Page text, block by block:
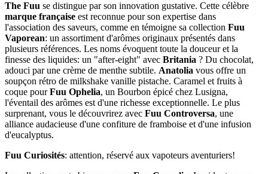
The Fuu se distingue par son innovation gustative. Cette célèbre
marque française est reconnue pour son expertise dans
l'association des saveurs, comme en témoigne sa collection Fuu
Vaporean: un assortiment d'arômes originaux présentés dans
plusieurs références. Les noms évoquent toute la douceur et la
finesse des liquides: un "after-eight" avec Britania ? Du chocolat,
adouci par une crème de menthe subtile. Anatolia vous offre un
soupçon rétro de milkshake vanille pistache. Caramel et fruits à
coque pourFuu Ophelia, un Bourbon épicé chez Lusigna,
l'éventail des arômes est d'une richesse exceptionnelle. Le plus
surprenant, vous le découvrirez avec Fuu Controversa, une
alliance audacieuse d'une confiture de framboise et d'une infusion
d'eucalyptus.
Fuu Curiosités: attention, réservé aux vapoteurs aventuriers!